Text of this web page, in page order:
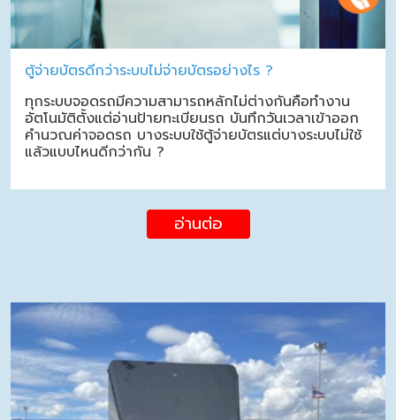
ตู้จ่ายบัตรดีกว่าระบบไม่จ่ายบัตรอย่างไร ?
ทุกระบบจอดรถมีความสามารถหลักไม่ต่างกันคือทำงาน
อัตโนมัติตั้งแต่อ่านป้ายทะเบียนรถ บันทึกวันเวลาเข้าออก
คำนวณค่าจอดรถ บางระบบใช้ตู้จ่ายบัตรแต่บางระบบไม่ใช้
แล้วแบบไหนดีกว่ากัน ?
อ่านต่อ